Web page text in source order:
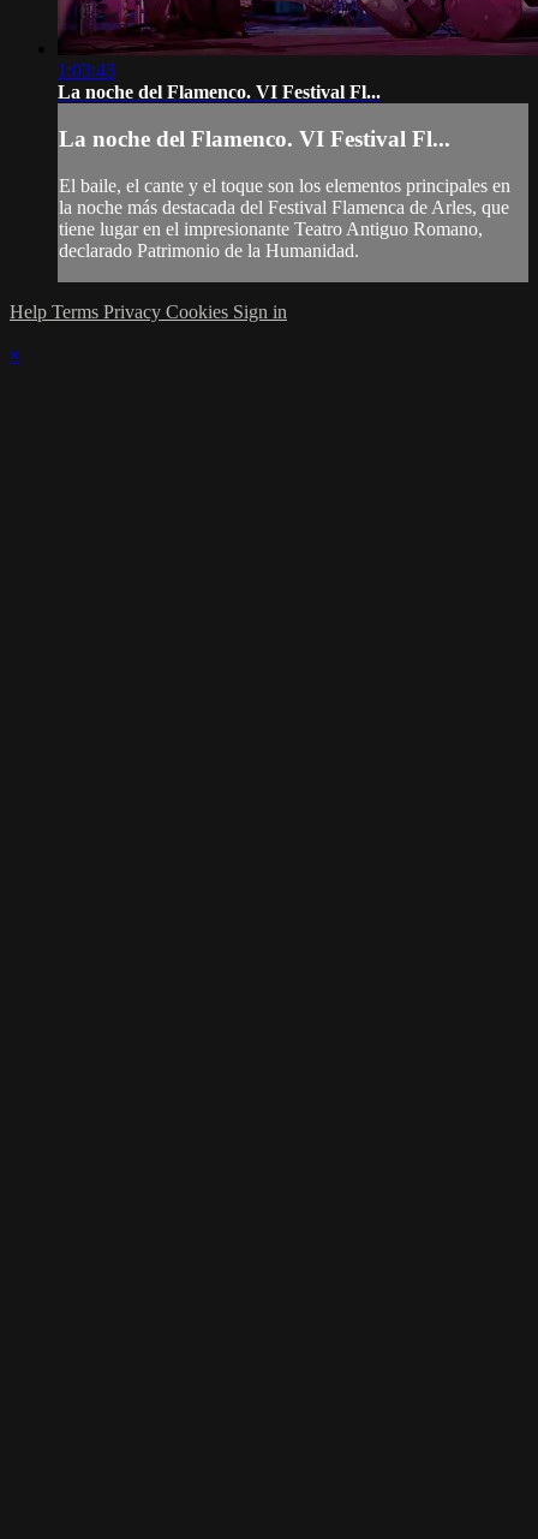
1:03:43
La noche del Flamenco. VI Festival Fl...
La noche del Flamenco. VI Festival Fl...
El baile, el cante y el toque son los elementos principales en
la noche más destacada del Festival Flamenca de Arles, que
tiene lugar en el impresionante Teatro Antiguo Romano,
declarado Patrimonio de la Humanidad.
Help Terms Privacy Cookies Sign in
×